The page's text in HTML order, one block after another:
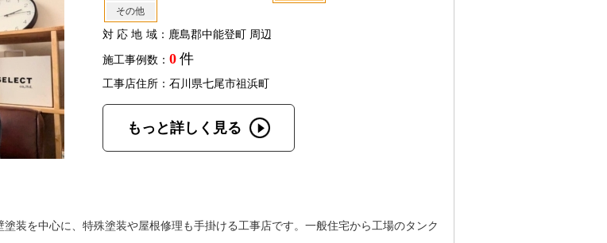
その他
対応地域：鹿島郡中能登町 周辺
施工事例数： 0 件
工事店住所：石川県七尾市祖浜町
もっと詳しく見る
装を中心に、特殊塗装や屋根修理も手掛ける工事店です。一般住宅から工場のタンク